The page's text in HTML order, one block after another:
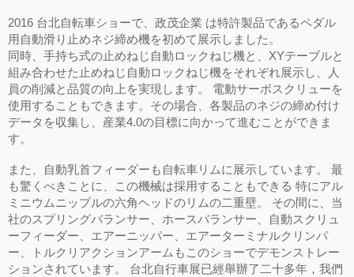
2016 台北自転車ショーで、政茂企業 は特許製品であるペダル
用自動滑り止めネジ締め機を初めて展示しました。
同時、手持ち式の止めねじ自動ロックねじ機と、XYテーブルと
組み合わせた止めねじ自動ロックねじ機をそれぞれ展示し、人
員の削減と品質の向上を実現します。 電動サーボスクリューを
使用することもできます。その場合、各製品のネジの締め付け
データを収集し、産業4.0の目標に向かって進むことができま
す。
また、自動乳首フィーダーも自転車リムに展示しています。 最
も驚くべきことに、この機械は採用することもできる 特にアル
ミニウムニップルの六角ヘッドのリムの二重壁。 その間に、当
社のスプリングバランサー、ホースバランサー、自動スクリュ
ーフィーダー、エアーニッパー、エアーターミナルクリンパ
ー、トルクリアクションアームもこのショーでデモンストレー
ションされています。 台北自行車展已經舉辦了二十多年，我們